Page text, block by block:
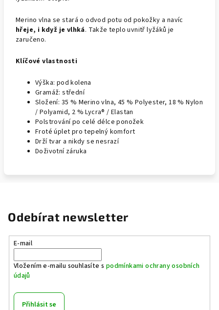
Merino vlna se stará o odvod potu od pokožky a navíc
hřeje, i když je vlhká. Takže teplo uvnitř lyžáků je
zaručeno.
Klíčové vlastnosti
Výška: pod kolena
Gramáž: střední
Složení: 35 % Merino vlna, 45 % Polyester, 18 % Nylon
/ Polyamid, 2 % Lycra® / Elastan
Polstrování po celé délce ponožek
Froté úplet pro tepelný komfort
Drží tvar a nikdy se nesrazí
Doživotní záruka
Odebírat newsletter
E-mail
Vložením e-mailu souhlasíte s podmínkami ochrany osobních
údajů
Přihlásit se